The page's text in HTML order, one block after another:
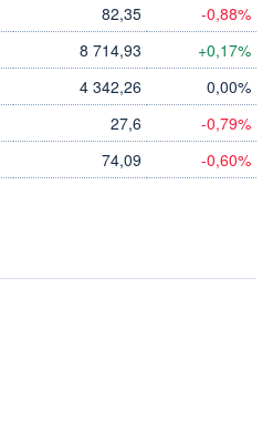
82,35 -0,88%
8 714,93 +0,17%
4 342,26 0,00%
27,6 -0,79%
74,09 -0,60%